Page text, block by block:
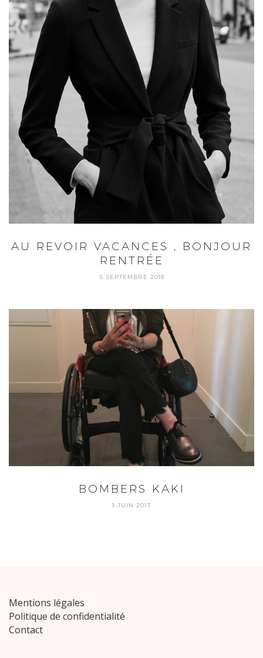
AU REVOIR VACANCES , BONJOUR
RENTRÉE
5 SEPTEMBRE 2018
BOMBERS KAKI
3 JUIN 2017
Mentions légales
Politique de confidentialité
Contact